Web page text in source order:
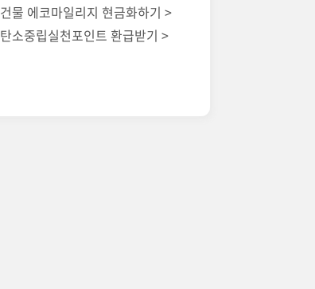
건물 에코마일리지 현금화하기 >
탄소중립실천포인트 환급받기 >